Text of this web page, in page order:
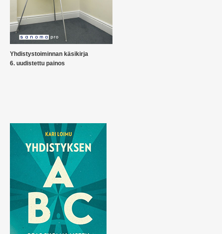
Yhdistystoiminnan käsikirja
6. uudistettu painos